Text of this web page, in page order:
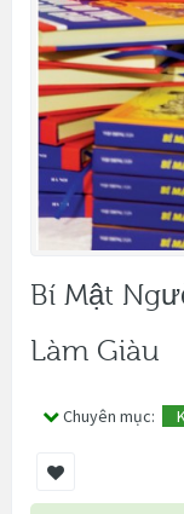
Bí Mật
Làm Giàu
Chuyên mục: